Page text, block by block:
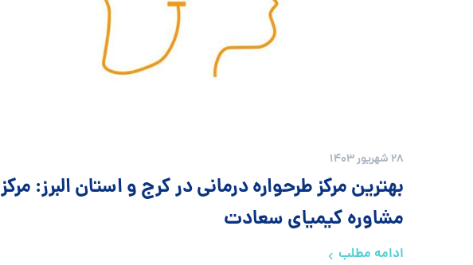
28 شهریور 1403
بهترین مرکز طرحواره درمانی در کرج و استان البرز: مرکز
مشاوره کیمیای سعادت
ادامه مطلب